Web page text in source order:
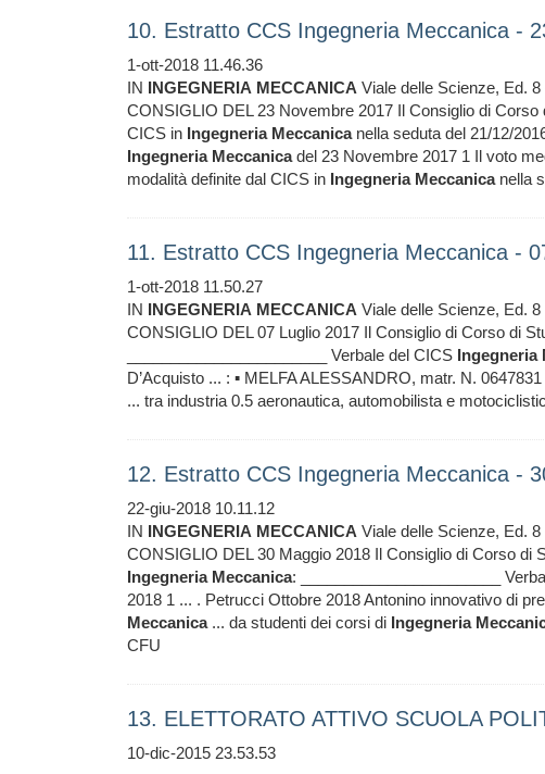
10. Estratto CCS Ingegneria Meccanica -
1-ott-2018 11.46.36
IN INGEGNERIA MECCANICA Viale delle Scienze, Ed.
CONSIGLIO DEL 23 Novembre 2017 Il Consiglio di Corso
CICS in Ingegneria Meccanicanella seduta del 21/12/
Ingegneria Meccanicadel 23 Novembre 2017 1 Il voto
modalità definite dal CICS in Ingegneria Meccanicanella
11. Estratto CCS Ingegneria Meccanica -
1-ott-2018 11.50.27
IN INGEGNERIA MECCANICA Viale delle Scienze, Ed.
CONSIGLIO DEL 07 Luglio 2017 Il Consiglio di Corso di
_______________________ Verbale del CICS Ingegneria
D’Acquisto ... : ▪ MELFA ALESSANDRO, matr. N.
... tra industria 0.5 aeronautica, automobilista e
12. Estratto CCS Ingegneria Meccanica -
22-giu-2018 10.11.12
IN INGEGNERIA MECCANICA Viale delle Scienze, Ed.
CONSIGLIO DEL 30 Maggio 2018 Il Consiglio di Corso di
Ingegneria Meccanica: _______________________
2018 1 ... . Petrucci Ottobre 2018 Antonino innovativo di
Meccanica... da studenti dei corsi di Ingegneria
CFU
13. ELETTORATO ATTIVO SCUOLA
10-dic-2015 23.53.53